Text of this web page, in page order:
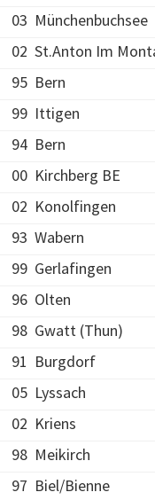
03 Münchenbuchsee
02 St.Anton Im
95 Bern
99 Ittigen
94 Bern
00 Kirchberg BE
02 Konolfingen
93 Wabern
99 Gerlafingen
96 Olten
98 Gwatt (Thun)
91 Burgdorf
05 Lyssach
02 Kriens
98 Meikirch
97 Biel/Bienne